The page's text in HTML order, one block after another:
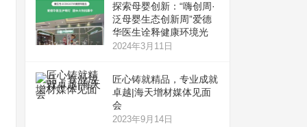
探索母婴创新：“嗨创周·
泛母婴生态创新周”爱德
华医生诠释健康环境光
2024年3月11日
匠心铸就精品，专业成就
卓越|海天增材媒体见面
会
2023年9月14日